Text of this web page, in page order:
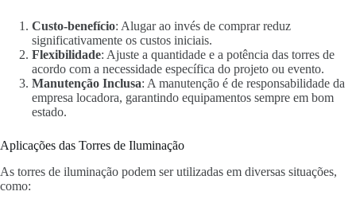
Custo-benefício: Alugar ao invés de comprar reduz
significativamente os custos iniciais.
Flexibilidade: Ajuste a quantidade e a potência das torres de
acordo com a necessidade específica do projeto ou evento.
Manutenção Inclusa: A manutenção é de responsabilidade da
empresa locadora, garantindo equipamentos sempre em bom
estado.
Aplicações das Torres de Iluminação
As torres de iluminação podem ser utilizadas em diversas situações,
como: